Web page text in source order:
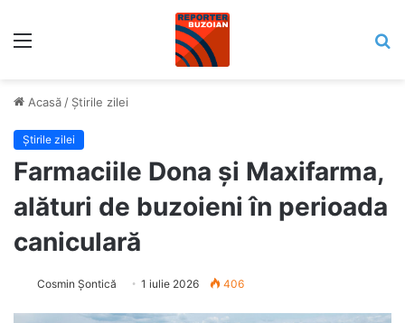
Acasă / Știrile zilei
Știrile zilei
Farmaciile Dona și Maxifarma,
alături de buzoieni în perioada
caniculară
Cosmin Șontică 1 iulie 2026 406